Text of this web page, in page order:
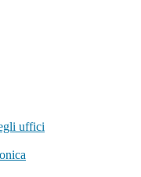
uffici